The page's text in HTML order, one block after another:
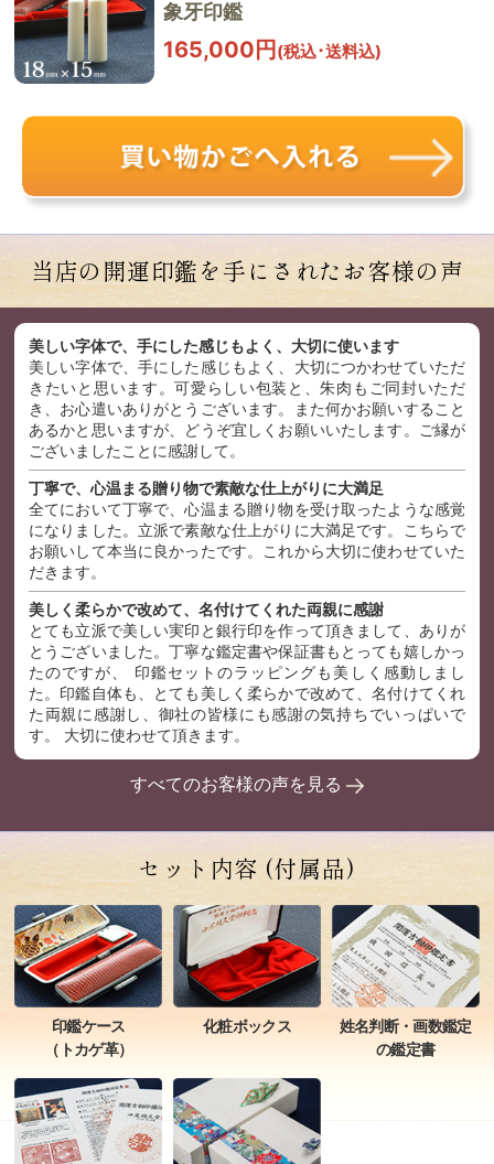
象牙印鑑
165,000円 (税込･送料込)
当店の開運印鑑を手にされた お客様の声
美しい字体で、手にした感じもよく、大切に使います
美しい字体で、手にした感じもよく、大切につかわせていただ
きたいと思います。可愛らしい包装と、朱肉もご同封いただ
き、お心遣いありがとうございます。また何かお願いすること
あるかと思いますが、どうぞ宜しくお願いいたします。ご縁が
ございましたことに感謝して。
丁寧で、心温まる贈り物で素敵な仕上がりに大満足
全てにおいて丁寧で、心温まる贈り物を受け取ったような感覚
になりました。立派で素敵な仕上がりに大満足です。こちらで
お願いして本当に良かったです。これから大切に使わせていた
だきます。
美しく柔らかで改めて、名付けてくれた両親に感謝
とても立派で美しい実印と銀行印を作って頂きまして、ありが
とうございました。丁寧な鑑定書や保証書もとっても嬉しかっ
たのですが、 印鑑セットのラッピングも美しく感動しまし
た。印鑑自体も、とても美しく柔らかで改めて、名付けてくれ
た両親に感謝し、御社の皆様にも感謝の気持ちでいっぱいで
す。 大切に使わせて頂きます。
すべてのお客様の声を見る
セット内容 (付属品)
印鑑ケース
（トカゲ革）
化粧ボックス
姓名判断・画数鑑定
の鑑定書